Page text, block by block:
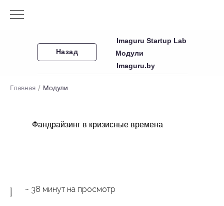
Imaguru Startup Lab
Назад
Модули
Imaguru.by
Главная / Модули
Фандрайзинг в кризисные времена
~ 38 минут на просмотр